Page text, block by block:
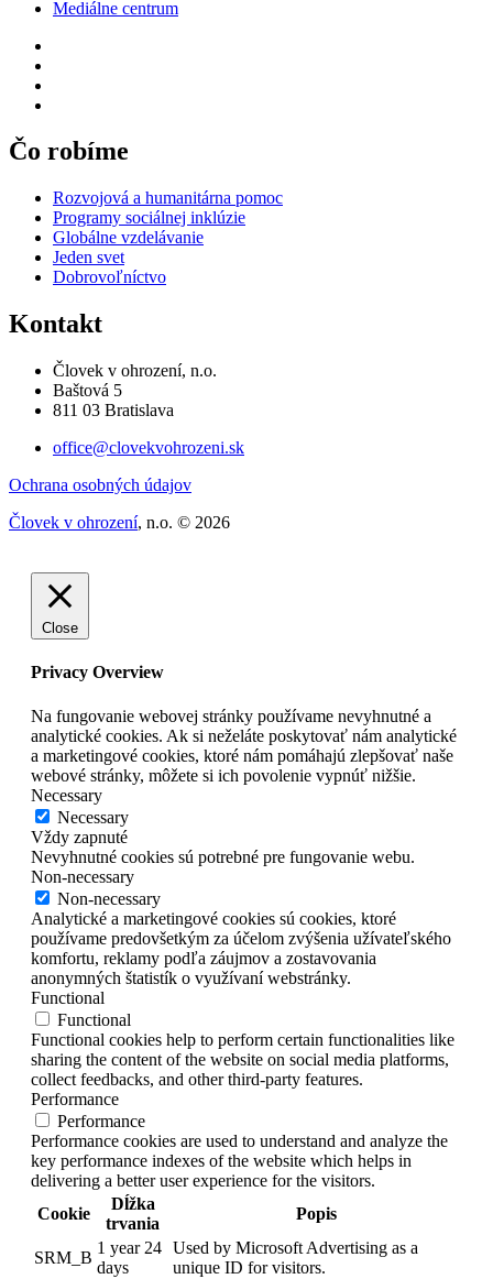
Mediálne centrum
Čo robíme
Rozvojová a humanitárna pomoc
Programy sociálnej inklúzie
Globálne vzdelávanie
Jeden svet
Dobrovoľníctvo
Kontakt
Človek v ohrození, n.o.
Baštová 5
811 03 Bratislava
office@clovekvohrozeni.sk
Ochrana osobných údajov
Človek v ohrození, n.o. © 2026
Close
Privacy Overview
Na fungovanie webovej stránky používame nevyhnutné a
analytické cookies. Ak si neželáte poskytovať nám analytické
a marketingové cookies, ktoré nám pomáhajú zlepšovať naše
webové stránky, môžete si ich povolenie vypnúť nižšie.
Necessary
Necessary
Vždy zapnuté
Nevyhnutné cookies sú potrebné pre fungovanie webu.
Non-necessary
Non-necessary
Analytické a marketingové cookies sú cookies, ktoré
používame predovšetkým za účelom zvýšenia užívateľského
komfortu, reklamy podľa záujmov a zostavovania
anonymných štatistík o využívaní webstránky.
Functional
Functional
Functional cookies help to perform certain functionalities like
sharing the content of the website on social media platforms,
collect feedbacks, and other third-party features.
Performance
Performance
Performance cookies are used to understand and analyze the
key performance indexes of the website which helps in
delivering a better user experience for the visitors.
Cookie
Dĺžka
trvania
Popis
SRM_B
1 year 24
days
Used by Microsoft Advertising as a
unique ID for visitors.